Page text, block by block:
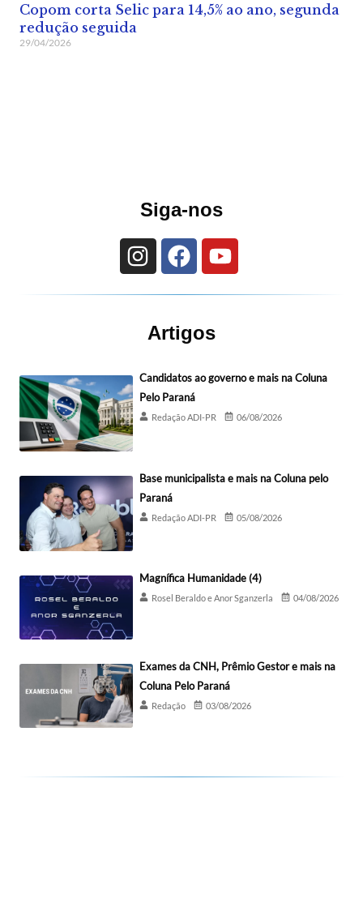
Copom corta Selic para 14,5% ao ano, segunda
redução seguida
29/04/2026
Siga-nos
Artigos
Candidatos ao governo e mais na Coluna
Pelo Paraná
Redação ADI-PR 06/08/2026
Base municipalista e mais na Coluna pelo
Paraná
Redação ADI-PR 05/08/2026
Magnífica Humanidade (4)
Rosel Beraldo e Anor Sganzerla 04/08/2026
Exames da CNH, Prêmio Gestor e mais na
Coluna Pelo Paraná
Redação 03/08/2026